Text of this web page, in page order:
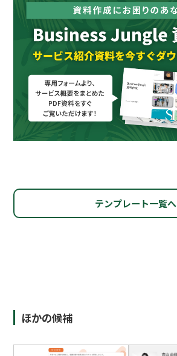
テンプレート一覧へ
ほかの候補